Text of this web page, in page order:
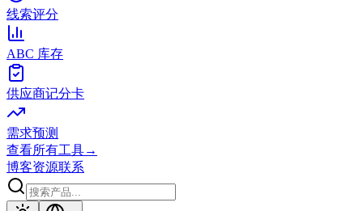
线索评分
ABC 库存
供应商记分卡
需求预测
查看所有工具→
博客资源联系